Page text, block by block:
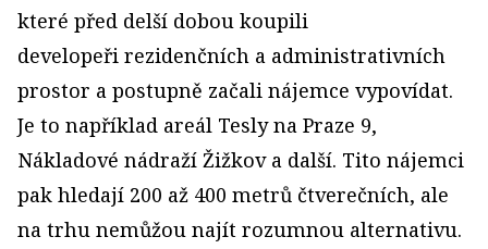
které před delší dobou koupili
developeři rezidenčních a administrativních
prostor a postupně začali nájemce vypovídat.
Je to například areál Tesly na Praze 9,
Nákladové nádraží Žižkov a další. Tito nájemci
pak hledají 200 až 400 metrů čtverečních, ale
na trhu nemůžou najít rozumnou alternativu.